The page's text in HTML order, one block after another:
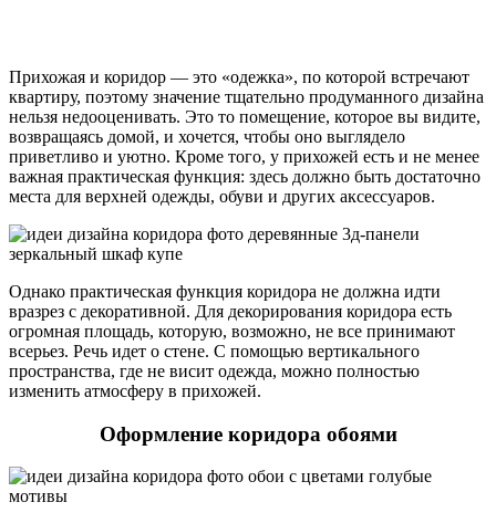
Прихожая и коридор — это «одежка», по которой встречают
квартиру, поэтому значение тщательно продуманного дизайна
нельзя недооценивать. Это то помещение, которое вы видите,
возвращаясь домой, и хочется, чтобы оно выглядело
приветливо и уютно. Кроме того, у прихожей есть и не менее
важная практическая функция: здесь должно быть достаточно
места для верхней одежды, обуви и других аксессуаров.
Однако практическая функция коридора не должна идти
вразрез с декоративной. Для декорирования коридора есть
огромная площадь, которую, возможно, не все принимают
всерьез. Речь идет о стене. С помощью вертикального
пространства, где не висит одежда, можно полностью
изменить атмосферу в прихожей.
Оформление коридора обоями